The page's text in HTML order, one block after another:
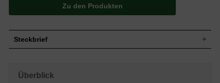
Zu den Produkten
Steckbrief
Wuchshöhe
Überblick